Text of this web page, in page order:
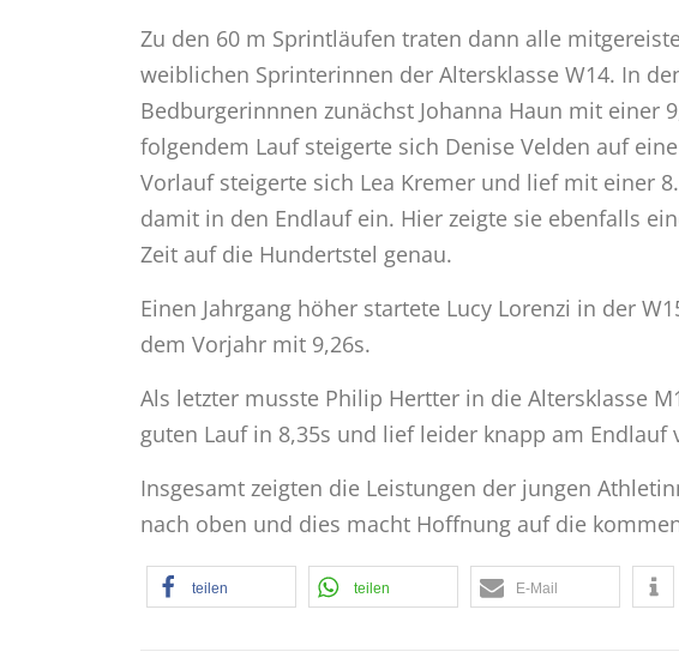
Zu den 60 m Sprintläufen traten dann alle
weiblichen Sprinterinnen der Altersklasse W14. In
Bedburgerinnnen zunächst Johanna Haun mit einer
folgendem Lauf steigerte sich Denise Velden auf
Vorlauf steigerte sich Lea Kremer und lief mit einer
damit in den Endlauf ein. Hier zeigte sie ebenfalls
Zeit auf die Hundertstel genau.
Einen Jahrgang höher startete Lucy Lorenzi in der
dem Vorjahr mit 9,26s.
Als letzter musste Philip Hertter in die Altersklasse
guten Lauf in 8,35s und lief leider knapp am Endlauf
Insgesamt zeigten die Leistungen der jungen
nach oben und dies macht Hoffnung auf die
teilen teilen E-Mail